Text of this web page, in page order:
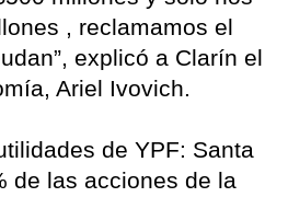
, reclamamos el
explicó a Clarín el
Ariel Ivovich.
de YPF: Santa
de las acciones de la